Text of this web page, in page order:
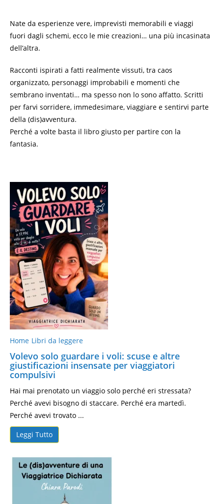
Nate da esperienze vere, imprevisti memorabili e viaggi
fuori dagli schemi, ecco le mie creazioni… una più incasinata
dell’altra.
Racconti ispirati a fatti realmente vissuti, tra caos
organizzato, personaggi improbabili e momenti che
sembrano inventati… ma spesso non lo sono affatto. Scritti
per farvi sorridere, immedesimare, viaggiare e sentirvi parte
della (dis)avventura.
Perché a volte basta il libro giusto per partire con la
fantasia.
Home Libri da leggere
Volevo solo guardare i voli: scuse e altre
giustificazioni insensate per viaggiatori
compulsivi
Hai mai prenotato un viaggio solo perché eri stressata?
Perché avevi bisogno di staccare. Perché era martedì.
Perché avevi trovato ...
Leggi Tutto